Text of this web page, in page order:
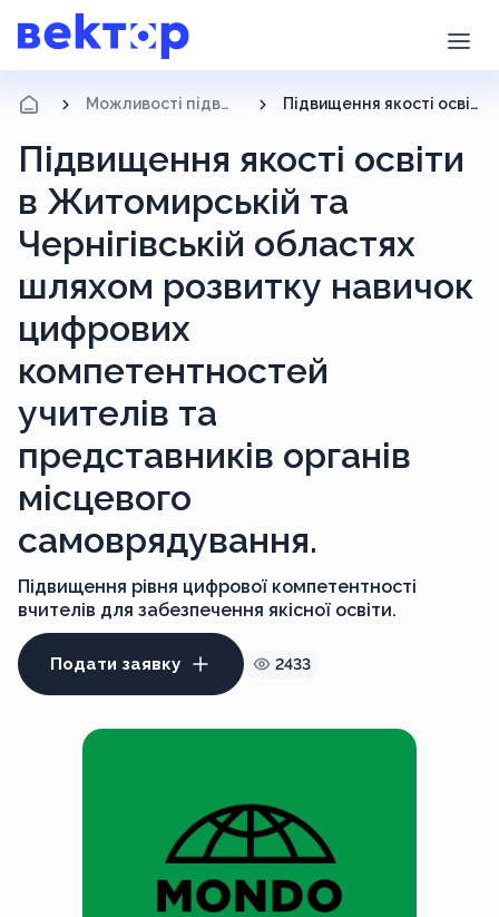
Можливості підвищення кваліфікації Підвищення якості освіти в Житомирській та Чернігівській областях шляхом розвитку навичок цифрових компетентностей учителів та представників органів місцевого самоврядування.
Підвищення якості освіти
в Житомирській та
Чернігівській областях
шляхом розвитку навичок
цифрових
компетентностей
учителів та
представників органів
місцевого
самоврядування.
Підвищення рівня цифрової компетентності
вчителів для забезпечення якісної освіти.
Подати заявку 2433